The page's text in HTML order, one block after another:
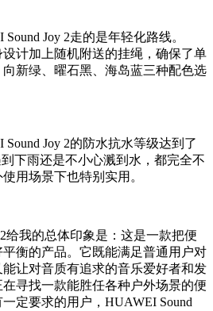
Joy 2走的是年轻化路线。
计加上随机附送的挂绳，确保了单
新绿、曜石黑、海岛蓝三种配色选
Joy 2的防水抗水等级达到了
下雨还是不小心溅到水，都完全不
用场景下也特别实用。
给我的总体印象是：这是一款把便
衡的产品。它既能满足普通用户对
让对音质有追求的音乐爱好者和发
寻找一款能胜任各种户外场景的便
定要求的用户，HUAWEI Sound